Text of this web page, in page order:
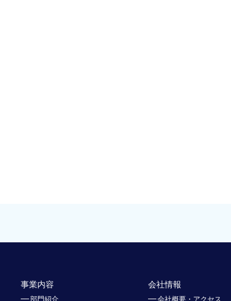
事業内容
部門紹介
会社情報
会社概要・アクセス